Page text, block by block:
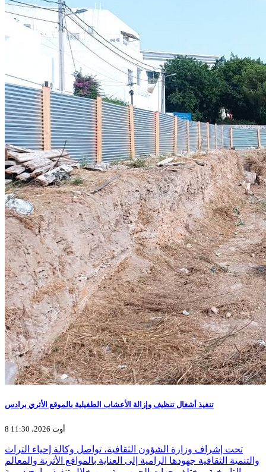
تنفيذ أشغال تنظيف وإزالة الأعشاب الطفيلية بالموقع الأثري برادس
8 أوت 2026، 11:30
تحت إشراف وزارة الشؤون الثقافية، تواصل وكالة إحياء التراث
والتنمية الثقافية جهودها الرامية إلى العناية بالمواقع الأثرية والمعالم